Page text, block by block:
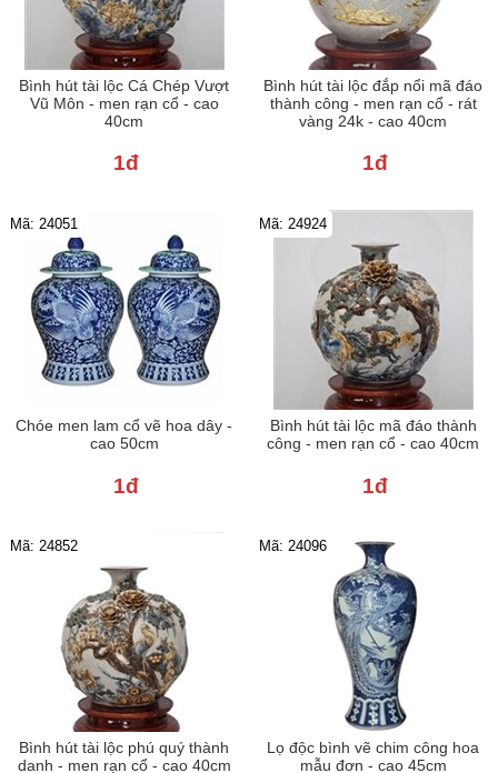
Bình hút tài lộc Cá Chép Vượt
Vũ Môn - men rạn cổ - cao
40cm
1đ
Bình hút tài lộc đắp nổi mã đáo
thành công - men rạn cổ - rát
vàng 24k - cao 40cm
1đ
Chóe men lam cổ vẽ hoa dây -
cao 50cm
Mã: 24051
1đ
Bình hút tài lộc mã đáo thành
công - men rạn cổ - cao 40cm
Mã: 24924
1đ
Bình hút tài lộc phú quý thành
danh - men rạn cổ - cao 40cm
Mã: 24852
Lọ độc bình vẽ chim công hoa
mẫu đơn - cao 45cm
Mã: 24096